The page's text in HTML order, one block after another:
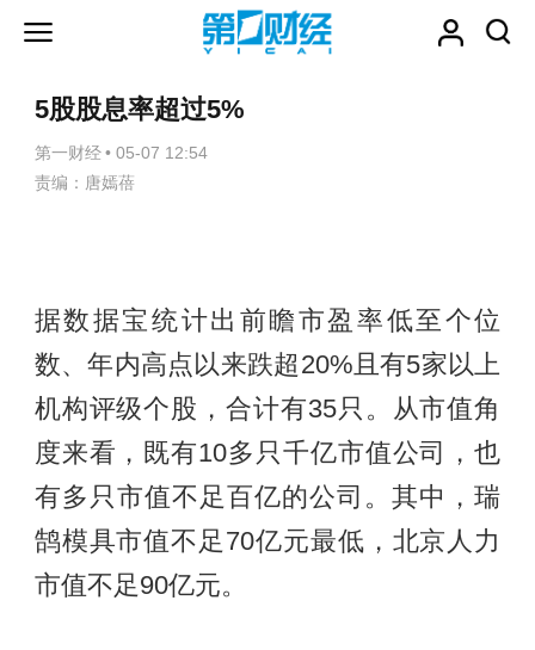
5股股息率超过5%
第一财经 • 05-07 12:54
责编：唐嫣蓓
据数据宝统计出前瞻市盈率低至个位
数、年内高点以来跌超20%且有5家以上
机构评级个股，合计有35只。从市值角
度来看，既有10多只千亿市值公司，也
有多只市值不足百亿的公司。其中，瑞
鹄模具市值不足70亿元最低，北京人力
市值不足90亿元。